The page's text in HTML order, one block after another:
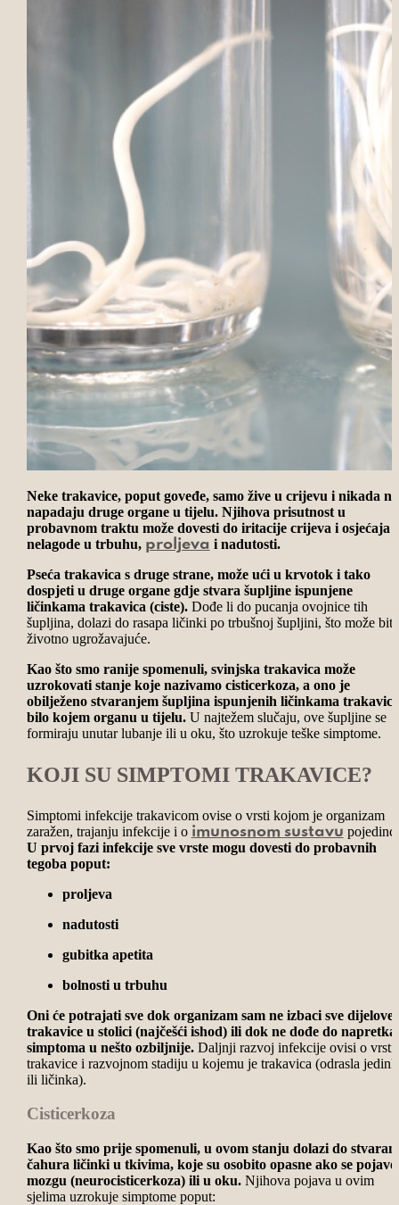
Neke trakavice, poput goveđe, samo žive u crijevu i nikada ne
napadaju druge organe u tijelu. Njihova prisutnost u
probavnom traktu može dovesti do iritacije crijeva i osjećaja
nelagode u trbuhu, proljeva i nadutosti.
Pseća trakavica s druge strane, može ući u krvotok i tako
dospjeti u druge organe gdje stvara šupljine ispunjene
ličinkama trakavica (ciste).Dođe li do pucanja ovojnice tih
šupljina, dolazi do rasapa ličinki po trbušnoj šupljini, što može biti
životno ugrožavajuće.
Kao što smo ranije spomenuli, svinjska trakavica može
uzrokovati stanje koje nazivamo cisticerkoza, a ono je
obilježeno stvaranjem šupljina ispunjenih ličinkama
bilo kojem organu u tijelu. U najtežem slučaju, ove šupljine se
formiraju unutar lubanje ili u oku, što uzrokuje teške simptome.
KOJI SU SIMPTOMI TRAKAVICE?
Simptomi infekcije trakavicom ovise o vrsti kojom je organizam
zaražen, trajanju infekcije i o imunosnom sustavu
U prvoj fazi infekcije sve vrste mogu dovesti do probavnih
tegoba poput:
proljeva
nadutosti
gubitka apetita
bolnosti u trbuhu
Oni će potrajati sve dok organizam sam ne izbaci sve dijelove
trakavice u stolici (najčešći ishod) ili dok ne dođe do napretka
simptoma u nešto ozbiljnije.Daljnji razvoj infekcije ovisi o vrsti
trakavice i razvojnom stadiju u kojemu je trakavica (odrasla
ili ličinka).
Cisticerkoza
Kao što smo prije spomenuli, u ovom stanju dolazi do
čahura ličinki u tkivima, koje su osobito opasne ako se pojave
mozgu (neurocisticerkoza) ili u oku.Njihova pojava u ovim
sjelima uzrokuje simptome poput: